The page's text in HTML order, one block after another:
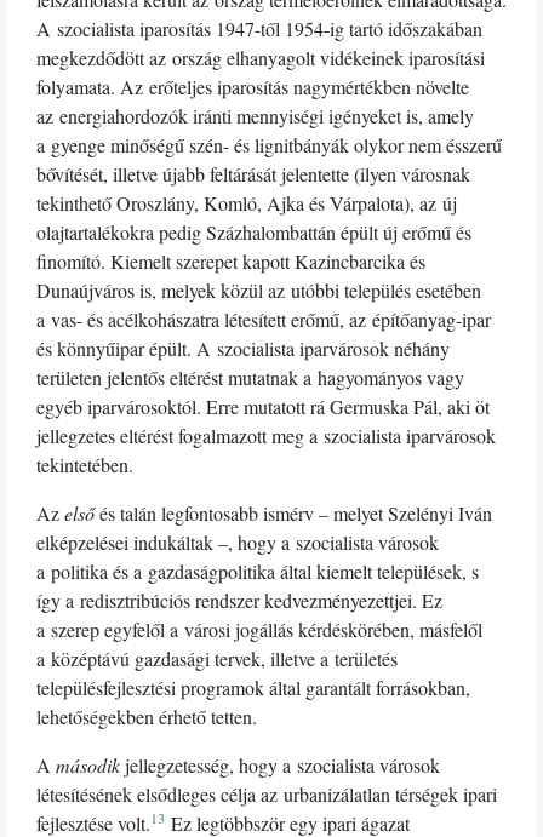
A szocialista iparosítás 1947-től 1954-ig tartó időszakában
megkezdődött az ország elhanyagolt vidékeinek iparosítási
folyamata. Az erőteljes iparosítás nagymértékben növelte
az energiahordozók iránti mennyiségi igényeket is, amely
a gyenge minőségű szén- és lignitbányák olykor nem ésszerű
bővítését, illetve újabb feltárását jelentette (ilyen városnak
tekinthető Oroszlány, Komló, Ajka és Várpalota), az új
olajtartalékokra pedig Százhalombattán épült új erőmű és
finomító. Kiemelt szerepet kapott Kazincbarcika és
Dunaújváros is, melyek közül az utóbbi település esetében
a vas- és acélkohászatra létesített erőmű, az építőanyag-ipar
és könnyűipar épült. A szocialista iparvárosok néhány
területen jelentős eltérést mutatnak a hagyományos vagy
egyéb iparvárosoktól. Erre mutatott rá Germuska Pál, aki öt
jellegzetes eltérést fogalmazott meg a szocialista iparvárosok
tekintetében.
Azelsőés talán legfontosabb ismérv – melyet Szelényi Iván
elképzelései indukáltak –, hogy a szocialista városok
a politika és a gazdaságpolitika által kiemelt települések, s
így a redisztribúciós rendszer kedvezményezettjei. Ez
a szerep egyfelől a városi jogállás kérdéskörében, másfelől
a középtávú gazdasági tervek, illetve a területés
településfejlesztési programok által garantált forrásokban,
lehetőségekben érhető tetten.
A másodikjellegzetesség, hogy a szocialista városok
létesítésének elsődleges célja az urbanizálatlan térségek ipari
fejlesztése volt.13 Ez legtöbbször egy ipari ágazat